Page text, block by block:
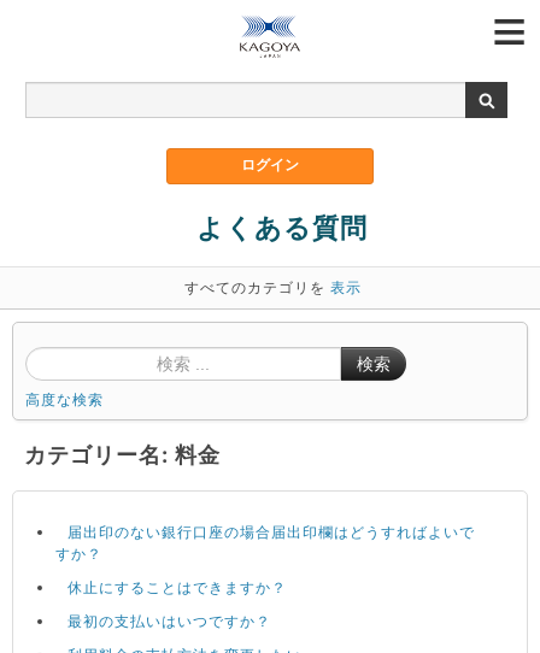
よくある質問
すべてのカテゴリを 表示
検索
高度な検索
カテゴリー名: 料金
届出印のない銀行口座の場合届出印欄はどうすればよいで
すか？
休止にすることはできますか？
最初の支払いはいつですか？